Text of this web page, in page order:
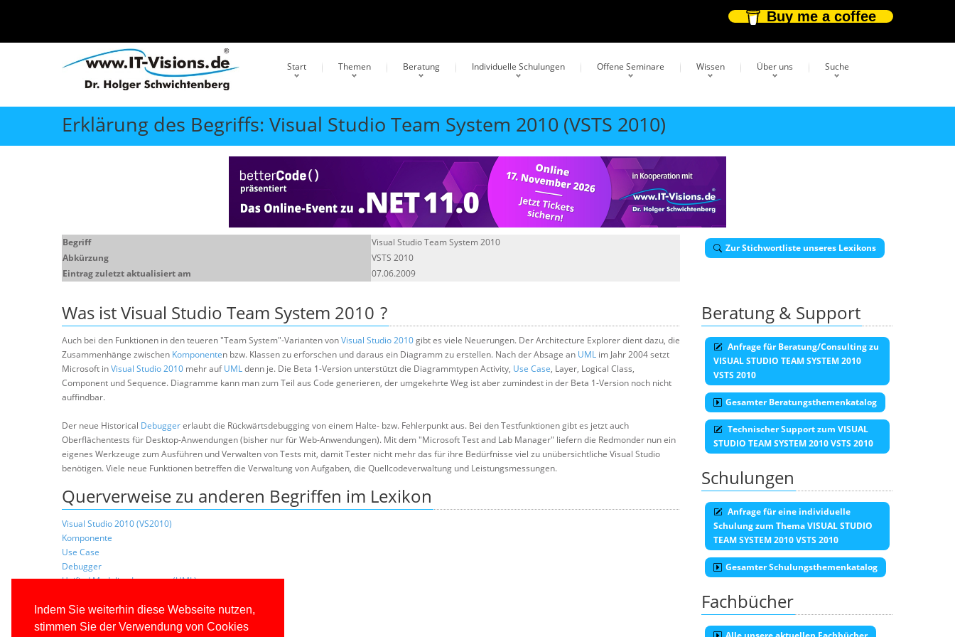
Indem Sie weiterhin diese Webseite nutzen,
stimmen Sie der Verwendung von Cookies
Buy me a coffee
Start Themen Beratung Individuelle Schulungen Offene Seminare Wissen Über uns Suche
Erklärung des Begriffs: Visual Studio Team System 2010 (VSTS 2010)
Begriff
Visual Studio Team System 2010
Abkürzung
VSTS 2010
Eintrag zuletzt aktualisiert am
07.06.2009
Zur Stichwortliste unseres Lexikons
Was istVisual Studio Team System 2010 ?
Auch bei den Funktionen in den teueren "Team System"-Varianten vonVisual Studio 2010gibt es viele Neuerungen. Der Architecture Explorer dient dazu, die
Zusammenhänge zwischen Komponenten bzw. Klassen zu erforschen und daraus ein Diagramm zu erstellen. Nach der Absage an UML im Jahr 2004 setzt
Microsoft inVisual Studio 2010 mehr aufUMLdenn je. Die Beta 1-Version unterstützt die Diagrammtypen Activity, Use Case, Layer, Logical Class,
Component und Sequence. Diagramme kann man zum Teil aus Code generieren, der umgekehrte Weg ist aber zumindest in der Beta 1-Version noch nicht
auffindbar.
Der neue Historical Debuggererlaubt die Rückwärtsdebugging von einem Halte- bzw. Fehlerpunkt aus. Bei den Testfunktionen gibt es jetzt auch
Oberflächentests für Desktop-Anwendungen (bisher nur für Web-Anwendungen). Mit dem "Microsoft Test and Lab Manager" liefern die Redmonder nun ein
eigenes Werkzeuge zum Ausführen und Verwalten von Tests mit, damit Tester nicht mehr das für ihre Bedürfnisse viel zu unübersichtliche Visual Studio
benötigen. Viele neue Funktionen betreffen die Verwaltung von Aufgaben, die Quellcodeverwaltung und Leistungsmessungen.
Querverweise zu anderen Begriffen im Lexikon
Visual Studio 2010 (VS2010)
Komponente
Use Case
Debugger
Unified Modeling Language (UML)
Beratung & Support
Anfrage für Beratung/Consulting zu
VISUAL STUDIO TEAM SYSTEM 2010
VSTS 2010
Gesamter Beratungsthemenkatalog
Technischer Support zum VISUAL
STUDIO TEAM SYSTEM 2010 VSTS 2010
Schulungen
Anfrage für eine individuelle
Schulung zum Thema VISUAL STUDIO
TEAM SYSTEM 2010 VSTS 2010
Gesamter Schulungsthemenkatalog
Fachbücher